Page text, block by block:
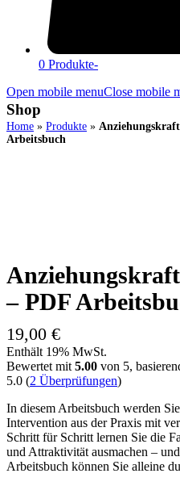
0 Produkte-
Open mobile menuClose mobile
Shop
Home » Produkte »
Arbeitsbuch
– PDF
19,00 €
Enthält 19% MwSt.
Bewertet mit 5.00 von 5,
5.0 (2 Überprüfungen)
In diesem Arbeitsbuch werden
Intervention aus der Praxis mit
Schritt für Schritt lernen Sie die
und Attraktivität ausmachen –
Arbeitsbuch können Sie alleine